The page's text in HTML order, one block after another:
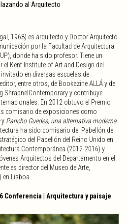
al Arquitecto
1968) es arquitecto y Doctor Arquitecto
por la Facultad de Arquitectura
donde ha sido profesor. Tiene un
el Kent Institute of Art and Design del
en diversas escuelas de
entre otros, de Bookazine ALLÁ y de
ShrapnelContemporary y contribuye
En 2012 obtuvo el Premio
comisario de exposiciones como
y Pancho Guedes, una alternativa moderna
ha sido comisario del Pabellón de
del Pabellón del Reino Unido en
Contemporánea (2012-2016) y
Arquitectos del Departamento en el
es director del Museo de Arte,
en Lisboa.
Conferencia | Arquitectura y paisaje